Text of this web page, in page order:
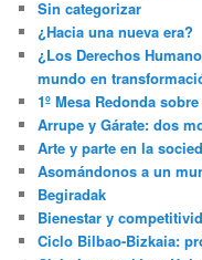
Sin categorizar
¿Hacia una nueva era?
¿Los Derechos
mundo en
1º Mesa Redonda
Arrupe y Gárate: dos
Arte y parte en la
Asomándonos a un
Begiradak
Bienestar y
Ciclo Bilbao-Bizkaia: